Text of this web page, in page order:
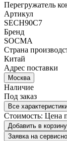
Перегружатель
Артикул
SECH90C7
Бренд
SOCMA
Страна
Китай
Адрес поставки
Москва
Наличие
Под заказ
Все
Стоимость: Цена
Добавить в корзину
Заявка на